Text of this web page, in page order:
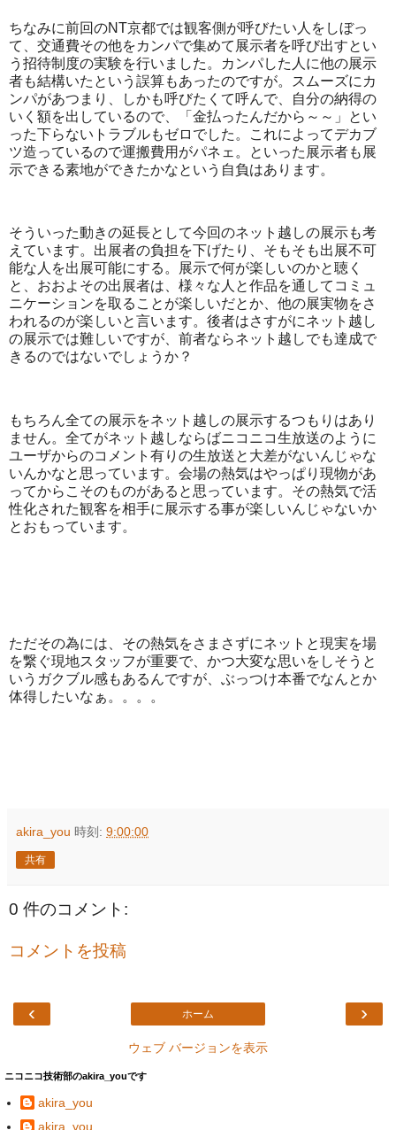
ちなみに前回のNT京都では観客側が呼びたい人をしぼっ
て、交通費その他をカンパで集めて展示者を呼び出すとい
う招待制度の実験を行いました。カンパした人に他の展示
者も結構いたという誤算もあったのですが。スムーズにカ
ンパがあつまり、しかも呼びたくて呼んで、自分の納得の
いく額を出しているので、「金払ったんだから～～」とい
った下らないトラブルもゼロでした。これによってデカブ
ツ造っているので運搬費用がパネェ。といった展示者も展
示できる素地ができたかなという自負はあります。
そういった動きの延長として今回のネット越しの展示も考
えています。出展者の負担を下げたり、そもそも出展不可
能な人を出展可能にする。展示で何が楽しいのかと聴く
と、おおよその出展者は、様々な人と作品を通してコミュ
ニケーションを取ることが楽しいだとか、他の展実物をさ
われるのが楽しいと言います。後者はさすがにネット越し
の展示では難しいですが、前者ならネット越しでも達成で
きるのではないでしょうか？
もちろん全ての展示をネット越しの展示するつもりはあり
ません。全てがネット越しならばニコニコ生放送のように
ユーザからのコメント有りの生放送と大差がないんじゃな
いんかなと思っています。会場の熱気はやっぱり現物があ
ってからこそのものがあると思っています。その熱気で活
性化された観客を相手に展示する事が楽しいんじゃないか
とおもっています。
ただその為には、その熱気をさまさずにネットと現実を場
を繋ぐ現地スタッフが重要で、かつ大変な思いをしそうと
いうガクブル感もあるんですが、ぶっつけ本番でなんとか
体得したいなぁ。。。。
akira_you 時刻: 9:00:00
共有
0 件のコメント:
コメントを投稿
‹ ›
ホーム
ウェブ バージョンを表示
ニコニコ技術部のakira_youです
akira_you
akira_you